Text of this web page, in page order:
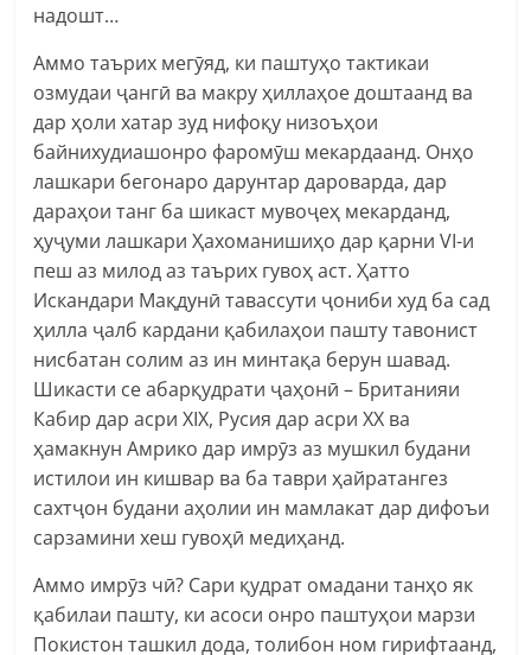
надошт…
Аммо таърих мегӯяд, ки паштуҳо тактикаи
озмудаи ҷангӣ ва макру ҳиллаҳое доштаанд ва
дар ҳоли хатар зуд нифоқу низоъҳои
байнихудиашонро фаромӯш мекардаанд. Онҳо
лашкари бегонаро дарунтар дароварда, дар
дараҳои танг ба шикаст мувоҷеҳ мекарданд,
ҳуҷуми лашкари Ҳахоманишиҳо дар қарни VI-и
пеш аз милод аз таърих гувоҳ аст. Ҳатто
Искандари Мақдунӣ тавассути ҷониби худ ба сад
ҳилла ҷалб кардани қабилаҳои пашту тавонист
нисбатан солим аз ин минтақа берун шавад.
Шикасти се абарқудрати ҷаҳонӣ – Британияи
Кабир дар асри XIX, Русия дар асри XX ва
ҳамакнун Амрико дар имрӯз аз мушкил будани
истилои ин кишвар ва ба таври ҳайратангез
сахтҷон будани аҳолии ин мамлакат дар дифоъи
сарзамини хеш гувоҳӣ медиҳанд.
Аммо имрӯз чӣ? Сари қудрат омадани танҳо як
қабилаи пашту, ки асоси онро паштуҳои марзи
Покистон ташкил дода, толибон ном гирифтаанд,